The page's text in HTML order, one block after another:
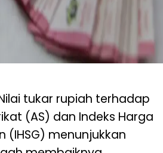
tukar rupiah terhadap
(AS) dan Indeks Harga
(IHSG) menunjukkan